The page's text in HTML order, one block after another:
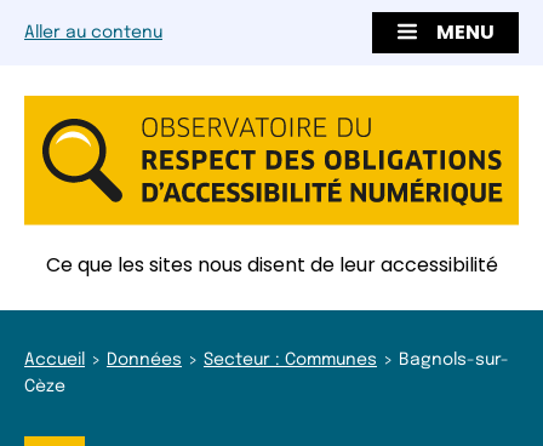
Aller au contenu MENU
Ce que les sites nous disent de leur accessibilité
Accueil Données Secteur : Communes
Bagnols-sur-
Cèze